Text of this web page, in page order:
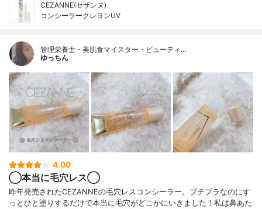
CEZANNE(セザンヌ)
コンシーラークレヨンUV
管理栄養士・美肌食マイスター・ビューティ…
ゆっちん
4.00
◯本当に毛穴レス◯
昨年発売されたCEZANNEの毛穴レスコンシーラー。プチプラなのにす
っとひと塗りするだけで本当に毛穴がどこかにいきました！私は鼻あた